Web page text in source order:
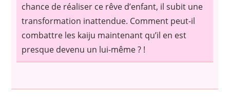
chance de réaliser ce rêve d’enfant, il subit une
transformation inattendue. Comment peut-il
combattre les kaiju maintenant qu’il en est
presque devenu un lui-même ? !